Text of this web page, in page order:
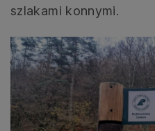
szlakami konnymi.